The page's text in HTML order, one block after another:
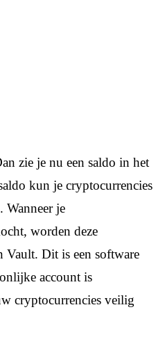
zie je nu een saldo in het
kun je cryptocurrencies
je
worden deze
Vault. Dit is een software
account is
cryptocurrencies veilig